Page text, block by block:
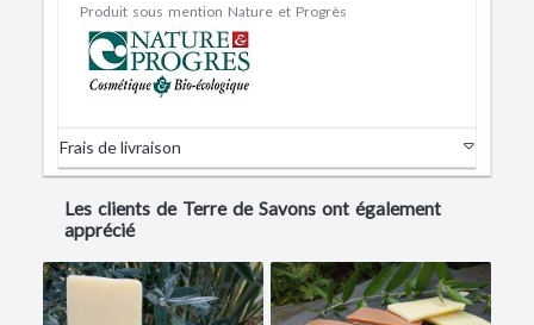
Produit sous mention Nature et Progrès
Frais de livraison
Les clients de Terre de Savons ont également
apprécié